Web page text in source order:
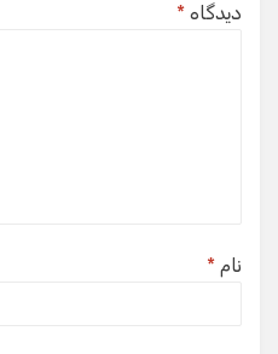
دیدگاه *
نام *